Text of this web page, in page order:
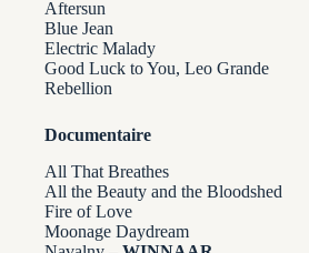
Aftersun
Blue Jean
Electric Malady
Good Luck to You, Leo Grande
Rebellion
Documentaire
All That Breathes
All the Beauty and the Bloodshed
Fire of Love
Moonage Daydream